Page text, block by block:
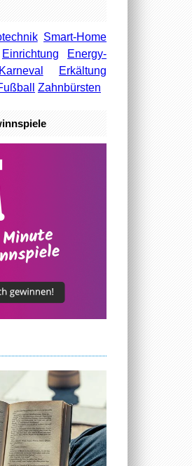
Smart-Home
Einrichtung
Energy-
Karneval
Erkältung
Zahnbürsten